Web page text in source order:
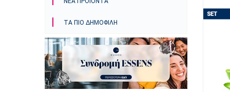
ΤΑ ΠΙΟ ΔΗΜΟΦΙΛΉ